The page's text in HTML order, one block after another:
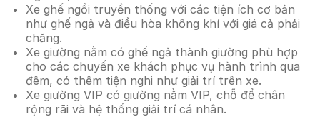
Xe ghế ngồi truyền thống với các tiện ích cơ bản
như ghế ngả và điều hòa không khí với giá cả phải
chăng.
Xe giường nằm có ghế ngả thành giường phù hợp
cho các chuyến xe khách phục vụ hành trình qua
đêm, có thêm tiện nghi như giải trí trên xe.
Xe giường VIP có giường nằm VIP, chỗ để chân
rộng rãi và hệ thống giải trí cá nhân.